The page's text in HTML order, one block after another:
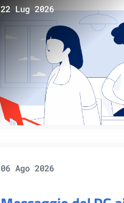
22 Lug 2026
06 Ago 2026